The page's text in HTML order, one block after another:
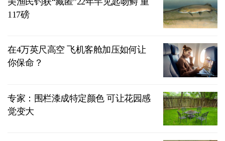
117磅
在4万英尺高空 飞机客舱加压如何让
你保命？
专家：围栏漆成特定颜色 可让花园感
觉变大